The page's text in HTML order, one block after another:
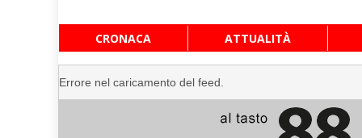
al
contenuto
CRONACA ATTUALITÀ
Errore nel caricamento del feed.